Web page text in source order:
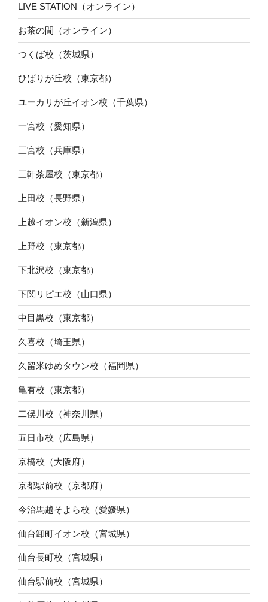
LIVE STATION（オンライン）
お茶の間（オンライン）
つくば校（茨城県）
ひばりが丘校（東京都）
ユーカリが丘イオン校（千葉県）
一宮校（愛知県）
三宮校（兵庫県）
三軒茶屋校（東京都）
上田校（長野県）
上越イオン校（新潟県）
上野校（東京都）
下北沢校（東京都）
下関リピエ校（山口県）
中目黒校（東京都）
久喜校（埼玉県）
久留米ゆめタウン校（福岡県）
亀有校（東京都）
二俣川校（神奈川県）
五日市校（広島県）
京橋校（大阪府）
京都駅前校（京都府）
今治馬越そよら校（愛媛県）
仙台卸町イオン校（宮城県）
仙台長町校（宮城県）
仙台駅前校（宮城県）